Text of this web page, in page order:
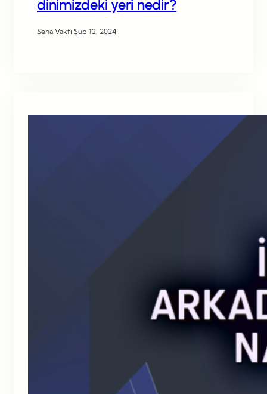
dinimizdeki yeri nedir?
Sena Vakfı·Şub 12, 2024